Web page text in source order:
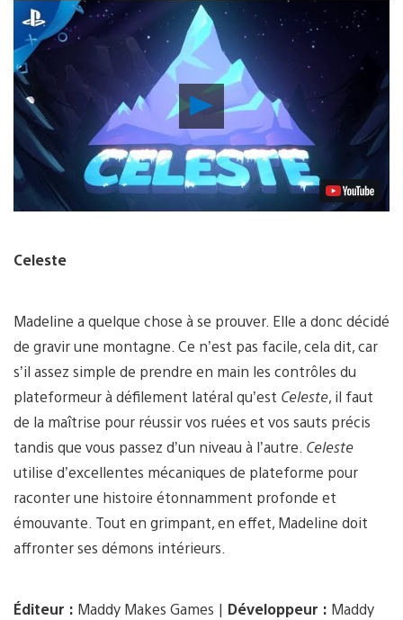
Lancer
la
vidéo
Celeste
Madeline a quelque chose à se prouver. Elle a donc décidé
de gravir une montagne. Ce n’est pas facile, cela dit, car
s’il assez simple de prendre en main les contrôles du
plateformeur à défilement latéral qu’est Celeste, il faut
de la maîtrise pour réussir vos ruées et vos sauts précis
tandis que vous passez d’un niveau à l’autre. Celeste
utilise d’excellentes mécaniques de plateforme pour
raconter une histoire étonnamment profonde et
émouvante. Tout en grimpant, en effet, Madeline doit
affronter ses démons intérieurs.
Éditeur : Maddy Makes Games | Développeur : Maddy